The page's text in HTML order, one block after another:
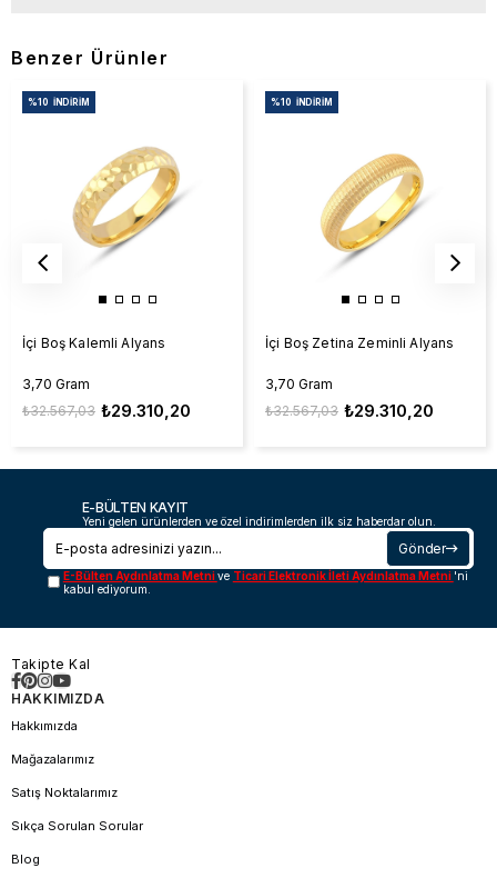
Benzer Ürünler
İçi Boş Kalemli Alyans
3,70 Gram
₺29.310,20
₺32.567,03
%10 İNDIRIM
İçi Boş Zetina Zeminli Alyans
3,70 Gram
₺29.310,20
₺32.567,03
%10 İNDIRIM
E-BÜLTEN KAYIT
Yeni gelen ürünlerden ve özel indirimlerden ilk siz haberdar olun.
Gönder
E-Bülten Aydınlatma Metnive Ticari Elektronik İleti Aydınlatma Metni 'ni
kabul ediyorum.
Takipte Kal
HAKKIMIZDA
Hakkımızda
Mağazalarımız
Satış Noktalarımız
Sıkça Sorulan Sorular
Blog